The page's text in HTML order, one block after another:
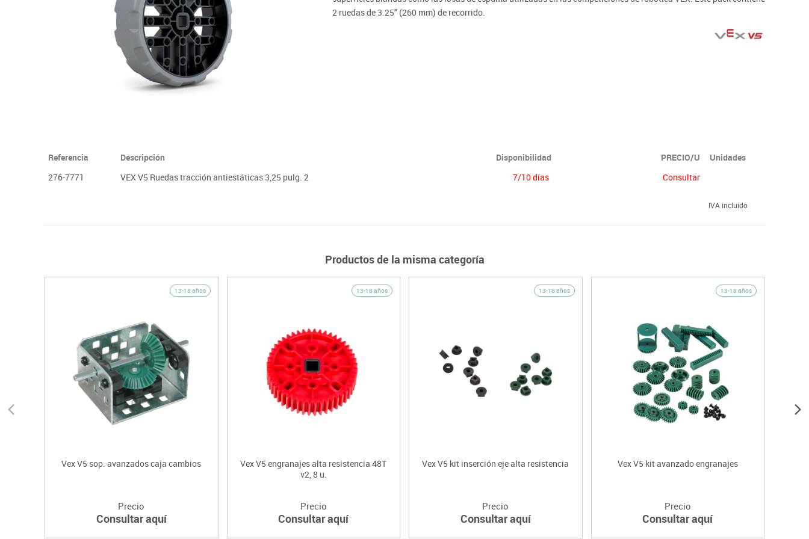
Plastifica, encuaderna, destruye
Papel y manipulados
Lenguaje & idiomas
2 ruedas de 3.25" (260 mm) de recorrido.
Referencia Descripción Disponibilidad PRECIO/U
Unidades
276-7771
VEX V5 Ruedas tracción antiestáticas 3,25 pulg. 2 7/10 días Consultar
IVA incluido
Productos de la misma categoría
13-18 años
Vex V5 sop. avanzados caja cambios
Precio
Consultar aquí
13-18 años
Vex V5 engranajes alta resistencia 48T
v2, 8 u.
Precio
Consultar aquí
13-18 años
Vex V5 kit inserción eje alta resistencia
Precio
Consultar aquí
13-18 años
Vex V5 kit avanzado engranajes
Precio
Consultar aquí